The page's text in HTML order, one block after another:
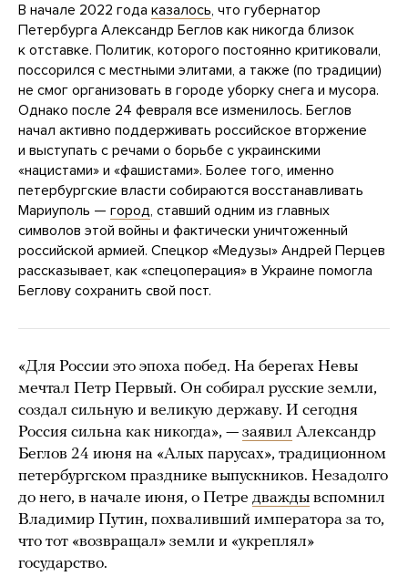
В начале 2022 года казалось, что губернатор
Петербурга Александр Беглов как никогда близок
к отставке. Политик, которого постоянно критиковали,
поссорился с местными элитами, а также (по традиции)
не смог организовать в городе уборку снега и мусора.
Однако после 24 февраля все изменилось. Беглов
начал активно поддерживать российское вторжение
и выступать с речами о борьбе с украинскими
«нацистами» и «фашистами». Более того, именно
петербургские власти собираются восстанавливать
Мариуполь — город, ставший одним из главных
символов этой войны и фактически уничтоженный
российской армией. Спецкор «Медузы» Андрей Перцев
рассказывает, как «спецоперация» в Украине помогла
Беглову сохранить свой пост.
«Для России это эпоха побед. На берегах Невы
мечтал Петр Первый. Он собирал русские земли,
создал сильную и великую державу. И сегодня
Россия сильна как никогда», — заявил Александр
Беглов 24 июня на «Алых парусах», традиционном
петербургском празднике выпускников. Незадолго
до него, в начале июня, о Петре дважды вспомнил
Владимир Путин, похваливший императора за то,
что тот «возвращал» земли и «укреплял»
государство.